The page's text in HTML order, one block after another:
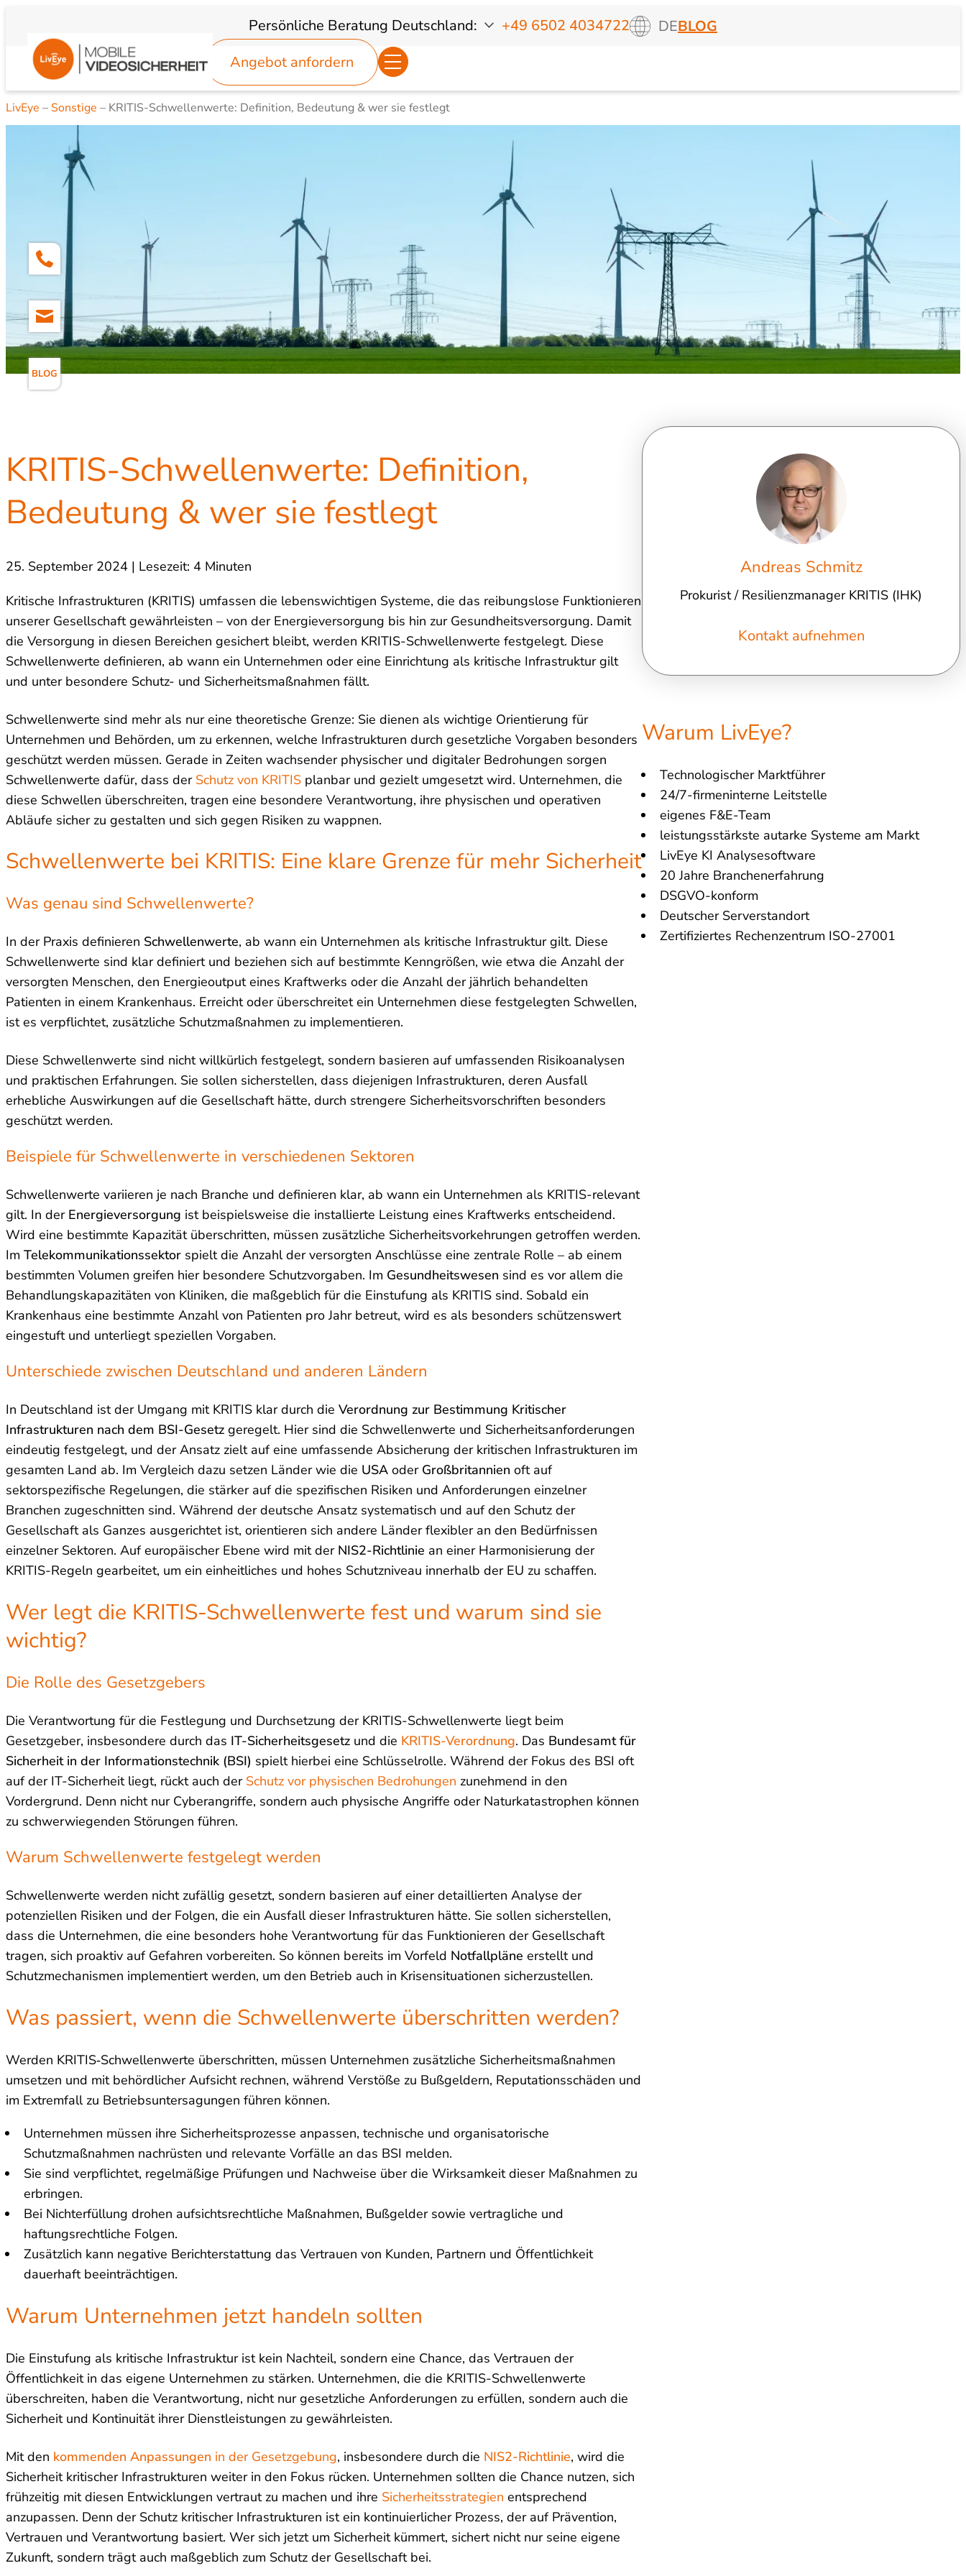
springen
Persönliche Beratung Deutschland: +49 6502 4034722 DEBLOG
Angebot anfordern
BLOG
LivEye – Sonstige – KRITIS-Schwellenwerte: Definition, Bedeutung & wer sie festlegt
KRITIS-Schwellenwerte: Definition,
Bedeutung & wer sie festlegt
25. September 2024 | Lesezeit: 4 Minuten
Kritische Infrastrukturen (KRITIS) umfassen die lebenswichtigen Systeme, die das reibungslose Funktionieren
unserer Gesellschaft gewährleisten – von der Energieversorgung bis hin zur Gesundheitsversorgung. Damit
die Versorgung in diesen Bereichen gesichert bleibt, werden KRITIS-Schwellenwerte festgelegt. Diese
Schwellenwerte definieren, ab wann ein Unternehmen oder eine Einrichtung als kritische Infrastruktur gilt
und unter besondere Schutz- und Sicherheitsmaßnahmen fällt.
Schwellenwerte sind mehr als nur eine theoretische Grenze: Sie dienen als wichtige Orientierung für
Unternehmen und Behörden, um zu erkennen, welche Infrastrukturen durch gesetzliche Vorgaben besonders
geschützt werden müssen. Gerade in Zeiten wachsender physischer und digitaler Bedrohungen sorgen
Schwellenwerte dafür, dass der Schutz von KRITIS planbar und gezielt umgesetzt wird. Unternehmen, die
diese Schwellen überschreiten, tragen eine besondere Verantwortung, ihre physischen und operativen
Abläufe sicher zu gestalten und sich gegen Risiken zu wappnen.
Schwellenwerte bei KRITIS: Eine klare Grenze für mehr Sicherheit
Was genau sind Schwellenwerte?
In der Praxis definieren Schwellenwerte, ab wann ein Unternehmen als kritische Infrastruktur gilt. Diese
Schwellenwerte sind klar definiert und beziehen sich auf bestimmte Kenngrößen, wie etwa die Anzahl der
versorgten Menschen, den Energieoutput eines Kraftwerks oder die Anzahl der jährlich behandelten
Patienten in einem Krankenhaus. Erreicht oder überschreitet ein Unternehmen diese festgelegten Schwellen,
ist es verpflichtet, zusätzliche Schutzmaßnahmen zu implementieren.
Diese Schwellenwerte sind nicht willkürlich festgelegt, sondern basieren auf umfassenden Risikoanalysen
und praktischen Erfahrungen. Sie sollen sicherstellen, dass diejenigen Infrastrukturen, deren Ausfall
erhebliche Auswirkungen auf die Gesellschaft hätte, durch strengere Sicherheitsvorschriften besonders
geschützt werden.
Beispiele für Schwellenwerte in verschiedenen Sektoren
Schwellenwerte variieren je nach Branche und definieren klar, ab wann ein Unternehmen als KRITIS-relevant
gilt. In der Energieversorgung ist beispielsweise die installierte Leistung eines Kraftwerks entscheidend.
Wird eine bestimmte Kapazität überschritten, müssen zusätzliche Sicherheitsvorkehrungen getroffen werden.
Im Telekommunikationssektor spielt die Anzahl der versorgten Anschlüsse eine zentrale Rolle – ab einem
bestimmten Volumen greifen hier besondere Schutzvorgaben. Im Gesundheitswesen sind es vor allem die
Behandlungskapazitäten von Kliniken, die maßgeblich für die Einstufung als KRITIS sind. Sobald ein
Krankenhaus eine bestimmte Anzahl von Patienten pro Jahr betreut, wird es als besonders schützenswert
eingestuft und unterliegt speziellen Vorgaben.
Unterschiede zwischen Deutschland und anderen Ländern
In Deutschland ist der Umgang mit KRITIS klar durch die Verordnung zur Bestimmung Kritischer
Infrastrukturen nach dem BSI-Gesetz geregelt. Hier sind die Schwellenwerte und Sicherheitsanforderungen
eindeutig festgelegt, und der Ansatz zielt auf eine umfassende Absicherung der kritischen Infrastrukturen im
gesamten Land ab. Im Vergleich dazu setzen Länder wie die USA oder Großbritannien oft auf
sektorspezifische Regelungen, die stärker auf die spezifischen Risiken und Anforderungen einzelner
Branchen zugeschnitten sind. Während der deutsche Ansatz systematisch und auf den Schutz der
Gesellschaft als Ganzes ausgerichtet ist, orientieren sich andere Länder flexibler an den Bedürfnissen
einzelner Sektoren. Auf europäischer Ebene wird mit der NIS2-Richtlinie an einer Harmonisierung der
KRITIS-Regeln gearbeitet, um ein einheitliches und hohes Schutzniveau innerhalb der EU zu schaffen.
Wer legt die KRITIS-Schwellenwerte fest und warum sind sie
wichtig?
Die Rolle des Gesetzgebers
Die Verantwortung für die Festlegung und Durchsetzung der KRITIS-Schwellenwerte liegt beim
Gesetzgeber, insbesondere durch das IT-Sicherheitsgesetz und die KRITIS-Verordnung. Das Bundesamt für
Sicherheit in der Informationstechnik (BSI) spielt hierbei eine Schlüsselrolle. Während der Fokus des BSI oft
auf der IT-Sicherheit liegt, rückt auch der Schutz vor physischen Bedrohungen zunehmend in den
Vordergrund. Denn nicht nur Cyberangriffe, sondern auch physische Angriffe oder Naturkatastrophen können
zu schwerwiegenden Störungen führen.
Warum Schwellenwerte festgelegt werden
Schwellenwerte werden nicht zufällig gesetzt, sondern basieren auf einer detaillierten Analyse der
potenziellen Risiken und der Folgen, die ein Ausfall dieser Infrastrukturen hätte. Sie sollen sicherstellen,
dass die Unternehmen, die eine besonders hohe Verantwortung für das Funktionieren der Gesellschaft
tragen, sich proaktiv auf Gefahren vorbereiten. So können bereits im Vorfeld Notfallpläne erstellt und
Schutzmechanismen implementiert werden, um den Betrieb auch in Krisensituationen sicherzustellen.
Was passiert, wenn die Schwellenwerte überschritten werden?
Werden KRITIS‑Schwellenwerte überschritten, müssen Unternehmen zusätzliche Sicherheitsmaßnahmen
umsetzen und mit behördlicher Aufsicht rechnen, während Verstöße zu Bußgeldern, Reputationsschäden und
im Extremfall zu Betriebsuntersagungen führen können.
Unternehmen müssen ihre Sicherheitsprozesse anpassen, technische und organisatorische
Schutzmaßnahmen nachrüsten und relevante Vorfälle an das BSI melden.
Sie sind verpflichtet, regelmäßige Prüfungen und Nachweise über die Wirksamkeit dieser Maßnahmen zu
erbringen.
Bei Nichterfüllung drohen aufsichtsrechtliche Maßnahmen, Bußgelder sowie vertragliche und
haftungsrechtliche Folgen.
Zusätzlich kann negative Berichterstattung das Vertrauen von Kunden, Partnern und Öffentlichkeit
dauerhaft beeinträchtigen.
Warum Unternehmen jetzt handeln sollten
Die Einstufung als kritische Infrastruktur ist kein Nachteil, sondern eine Chance, das Vertrauen der
Öffentlichkeit in das eigene Unternehmen zu stärken. Unternehmen, die die KRITIS-Schwellenwerte
überschreiten, haben die Verantwortung, nicht nur gesetzliche Anforderungen zu erfüllen, sondern auch die
Sicherheit und Kontinuität ihrer Dienstleistungen zu gewährleisten.
Mit den kommenden Anpassungen in der Gesetzgebung, insbesondere durch die NIS2-Richtlinie, wird die
Sicherheit kritischer Infrastrukturen weiter in den Fokus rücken. Unternehmen sollten die Chance nutzen, sich
frühzeitig mit diesen Entwicklungen vertraut zu machen und ihre Sicherheitsstrategien entsprechend
anzupassen. Denn der Schutz kritischer Infrastrukturen ist ein kontinuierlicher Prozess, der auf Prävention,
Vertrauen und Verantwortung basiert. Wer sich jetzt um Sicherheit kümmert, sichert nicht nur seine eigene
Zukunft, sondern trägt auch maßgeblich zum Schutz der Gesellschaft bei.
Andreas Schmitz
Prokurist / Resilienzmanager KRITIS (IHK)
Kontakt aufnehmen
Warum LivEye?
Technologischer Marktführer
24/7-firmeninterne Leitstelle
eigenes F&E-Team
leistungsstärkste autarke Systeme am Markt
LivEye KI Analysesoftware
20 Jahre Branchenerfahrung
DSGVO-konform
Deutscher Serverstandort
Zertifiziertes Rechenzentrum ISO-27001